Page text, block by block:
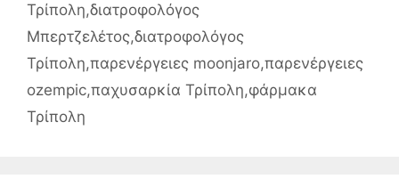
Τρίπολη,διατροφολόγος
Μπερτζελέτος,διατροφολόγος
Τρίπολη,παρενέργειες moonjaro,παρενέργειες
ozempic,παχυσαρκία Τρίπολη,φάρμακα
Τρίπολη